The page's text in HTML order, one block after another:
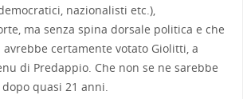
nazionalisti etc.),
ma senza spina dorsale politica e che
certamente votato Giolitti, a
di Predappio. Che non se ne sarebbe
quasi 21 anni.